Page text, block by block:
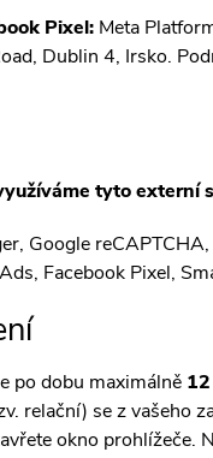
Pixel: Meta
Dublin 4, Irsko.
tyto externí
Google
Facebook Pixel,
po dobu maximálně
relační) se z vašeho
okno prohlížeče.